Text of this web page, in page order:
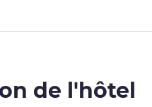
de l'hôtel